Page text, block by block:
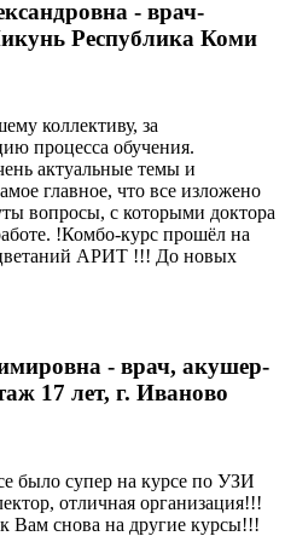
- врач-
Республика Коми
коллективу, за
процесса обучения.
актуальные темы и
главное, что все изложено
вопросы, с которыми доктора
!Комбо-курс прошёл на
АРИТ !!! До новых
- врач, акушер-
17 лет, г. Иваново
было супер на курсе по УЗИ
отличная организация!!!
к Вам снова на другие курсы!!!